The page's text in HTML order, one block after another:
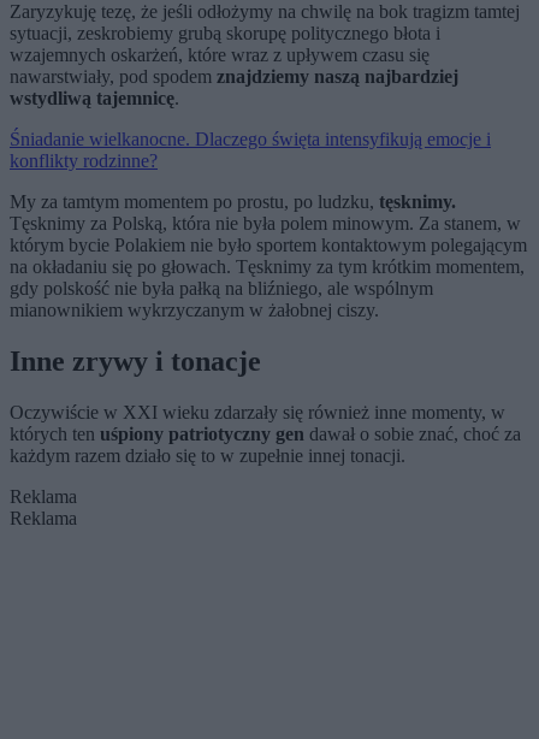
Zaryzykuję tezę, że jeśli odłożymy na chwilę na bok tragizm tamtej
sytuacji, zeskrobiemy grubą skorupę politycznego błota i
wzajemnych oskarżeń, które wraz z upływem czasu się
nawarstwiały, pod spodem znajdziemy naszą najbardziej
wstydliwą tajemnicę.
Śniadanie wielkanocne. Dlaczego święta intensyfikują emocje i
konflikty rodzinne?
My za tamtym momentem po prostu, po ludzku, tęsknimy.
Tęsknimy za Polską, która nie była polem minowym. Za stanem, w
którym bycie Polakiem nie było sportem kontaktowym polegającym
na okładaniu się po głowach. Tęsknimy za tym krótkim momentem,
gdy polskość nie była pałką na bliźniego, ale wspólnym
mianownikiem wykrzyczanym w żałobnej ciszy.
Inne zrywy i tonacje
Oczywiście w XXI wieku zdarzały się również inne momenty, w
których ten uśpiony patriotyczny gen dawał o sobie znać, choć za
każdym razem działo się to w zupełnie innej tonacji.
Reklama
Reklama